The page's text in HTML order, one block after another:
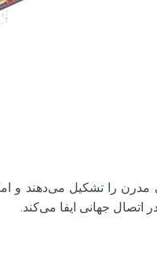
را تشکیل می‌دهند و
جهانی ایفا می‌کند.